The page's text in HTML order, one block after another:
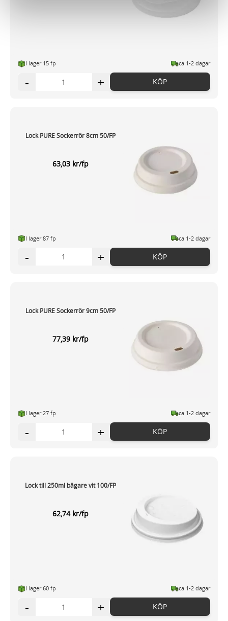
för sociala medier och analysera vår trafik. Vi
vidarebefordrar även sådana identifierare och annan
information som du har tillhandahållit eller som de har
samlat in när du har använt deras tjänster.
I lager 15 fp ca 1-2 dagar
- + KÖP
Lock PURE Sockerrör 8cm 50/FP
63,03 kr/fp
I lager 87 fp ca 1-2 dagar
- + KÖP
Lock PURE Sockerrör 9cm 50/FP
77,39 kr/fp
I lager 27 fp ca 1-2 dagar
- + KÖP
Lock till 250ml bägare vit 100/FP
62,74 kr/fp
I lager 60 fp ca 1-2 dagar
- + KÖP